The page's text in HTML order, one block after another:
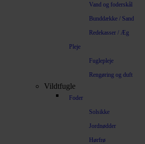
Vand og foderskål
Bunddække / Sand
Redekasser / Æg
Pleje
Fuglepleje
Rengøring og duft
Vildtfugle
Foder
Solsikke
Jordnødder
Hørfrø